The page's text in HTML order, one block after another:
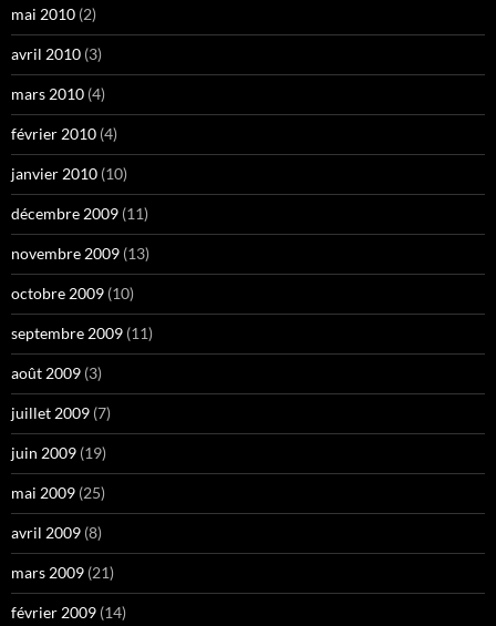
mai 2010 (2)
avril 2010 (3)
mars 2010 (4)
février 2010 (4)
janvier 2010 (10)
décembre 2009 (11)
novembre 2009 (13)
octobre 2009 (10)
septembre 2009 (11)
août 2009 (3)
juillet 2009 (7)
juin 2009 (19)
mai 2009 (25)
avril 2009 (8)
mars 2009 (21)
février 2009 (14)